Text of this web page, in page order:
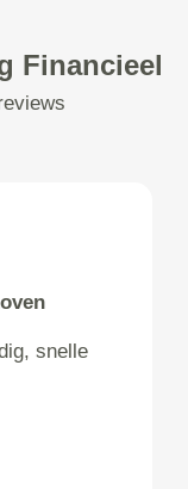
Financieel
snelle